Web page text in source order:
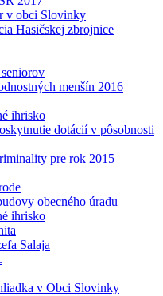
v obci Slovinky
Hasičskej zbrojnice
menšín 2016
ihrisko
dotácií v pôsobnosti
pre rok 2015
obecného úradu
ihrisko
Salaja
v Obci Slovinky